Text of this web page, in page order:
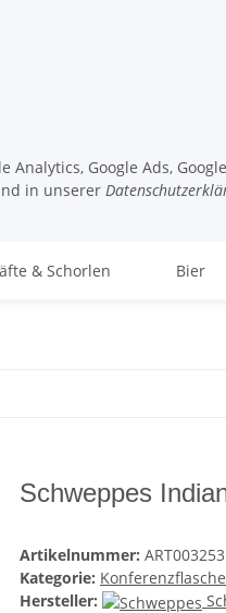
Google Ads,
in unserer
& Schorlen Bier
Schweppes
Artikelnummer: ART003253
Kategorie:
Hersteller: